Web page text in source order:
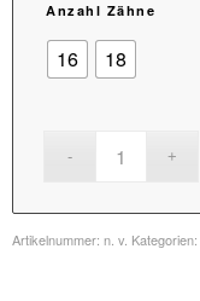
Anzahl Zähne
16 18
Artikelnummer:n. v.